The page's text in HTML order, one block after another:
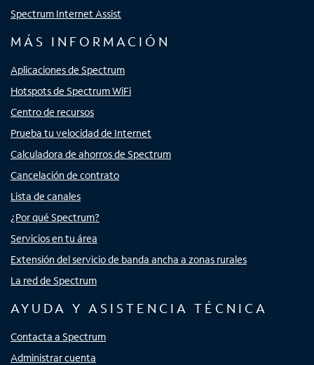
Spectrum Internet Assist
MÁS INFORMACIÓN
Aplicaciones de Spectrum
Hotspots de Spectrum WiFi
Centro de recursos
Prueba tu velocidad de Internet
Calculadora de ahorros de Spectrum
Cancelación de contrato
Lista de canales
¿Por qué Spectrum?
Servicios en tu área
Extensión del servicio de banda ancha a zonas rurales
La red de Spectrum
AYUDA Y ASISTENCIA TÉCNICA
Contacta a Spectrum
Administrar cuenta